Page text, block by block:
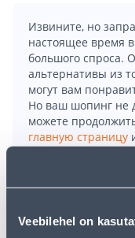
Veebilehel on
Извините, но
настоящее время
большого спроса.
альтернативы из
могут вам
Но ваш шопинг не
можете
главную страницу
варианты.
• Purunematud